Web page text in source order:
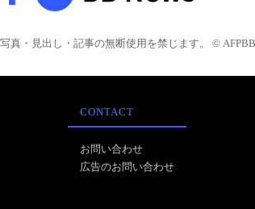
真・見出し・記事の無断使用を禁じます。 ©
CONTACT
お問い合わせ
広告のお問い合わせ